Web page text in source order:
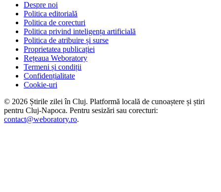
Despre noi
Politica editorială
Politica de corecturi
Politica privind inteligența artificială
Politica de atribuire și surse
Proprietatea publicației
Rețeaua Weboratory
Termeni și condiții
Confidențialitate
Cookie-uri
© 2026 Știrile zilei în Cluj. Platformă locală de cunoaștere și știri
pentru Cluj-Napoca. Pentru sesizări sau corecturi:
contact@weboratory.ro.